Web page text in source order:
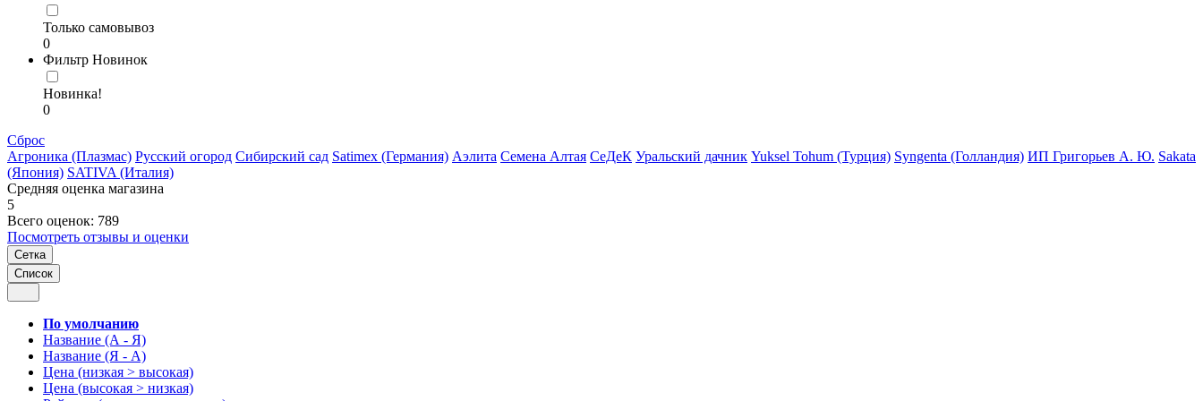
Только самовывоз
0
Фильтр Новинок
Новинка!
0
Сброс
Агроника (Плазмас) Русский огород Сибирский сад Satimex (Германия) Аэлита Семена Алтая СеДеК Уральский дачник Yuksel Tohum (Турция) Syngenta (Голландия) ИП Григорьев А. Ю. Sakata
(Япония) SATIVA (Италия)
Средняя оценка магазина
5
Всего оценок: 789
Посмотреть отзывы и оценки
Сетка
Список
По умолчанию
Название (А - Я)
Название (Я - А)
Цена (низкая > высокая)
Цена (высокая > низкая)